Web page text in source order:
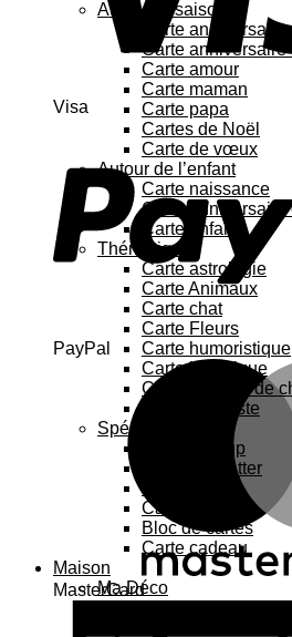
Visa
PayPal
MasterCard
Au fil des saisons
Carte anniversaire
Carte anniversaire
Carte amour
Carte maman
Carte papa
Cartes de Noël
Carte de vœux
Autour de l’enfant
Carte naissance
Carte anniversaire
Carte enfant
Thématique
Carte astrologie
Carte Animaux
Carte chat
Carte Fleurs
Carte humoristique
Carte botanique
Carte Paroles de
Carte féministe
Spécial
Carte Pop up
Cartes à gratter
Carte à sticker
Bloc de cartes
Carte cadeau
Maison
Ma Déco